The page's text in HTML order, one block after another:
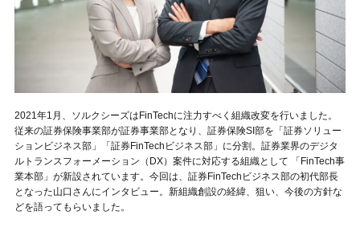
2021年1月、ソルクシーズはFinTechに注力すべく組織改変を行いました。
従来の証券保険事業部が証券事業部となり、証券保険SI部を「証券ソリュー
ションビジネス部」「証券FinTechビジネス部」に分割。証券業界のデジタ
ルトランスフォーメーション（DX）案件に対応する組織として 「FinTech事
業本部」が新設されています。今回は、証券FinTechビジネス部の初代部長
となった山口さんにインタビュー。新組織創設の経緯、狙い、今後の方針な
どを語ってもらいました。